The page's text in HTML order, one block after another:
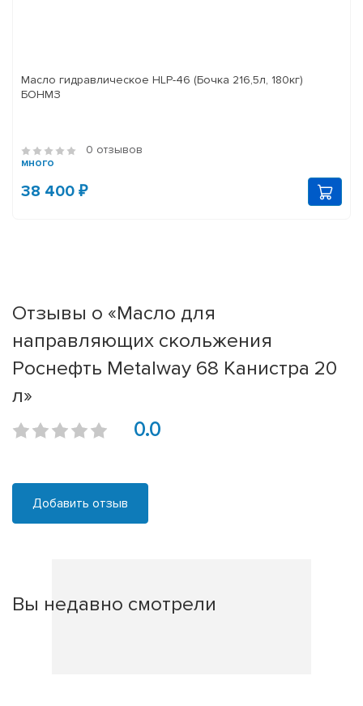
Масло гидравлическое HLP-46 (Бочка 216,5л, 180кг)
БОНМЗ
0 отзывов
много
38 400 ₽
Отзывы о «Масло для
направляющих скольжения
Роснефть Metalway 68 Канистра 20
л»
0.0
Добавить отзыв
Вы недавно смотрели